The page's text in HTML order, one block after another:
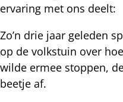
ervaring met ons deelt:
Zo’n drie jaar geleden
op de volkstuin over
wilde ermee stoppen,
beetje af.